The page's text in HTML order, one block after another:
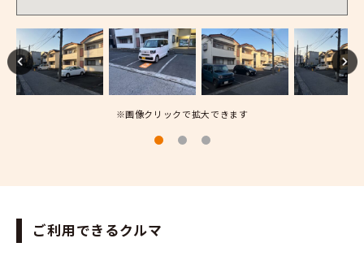
※画像クリックで拡大できます
ご利用できるクルマ